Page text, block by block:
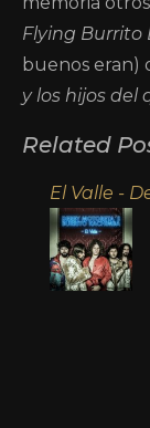
Flying Burrito
buenos eran)
y los hijos del
Related
El Valle -